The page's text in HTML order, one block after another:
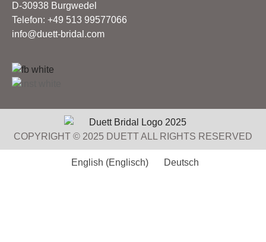
D-30938 Burgwedel
Telefon: +49 513 99577066
info@duett-bridal.com
COPYRIGHT © 2025 DUETT ALL RIGHTS RESERVED
English (Englisch) Deutsch